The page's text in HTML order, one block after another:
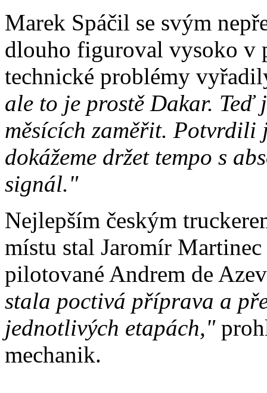
Marek Spáčil se svým
dlouho figuroval vysoko v
technické problémy
ale to je prostě Dakar. Teď
měsících zaměřit. Potvrdili
dokážeme držet tempo s
signál."
Nejlepším českým
místu stal Jaromír
pilotované Andrem de
stala poctivá příprava a
jednotlivých etapách,"
mechanik.